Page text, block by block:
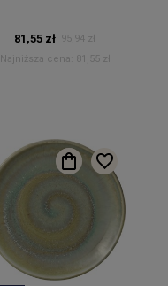
81,55 zł 95,94 zł
Najniższa cena:
81,55 zł